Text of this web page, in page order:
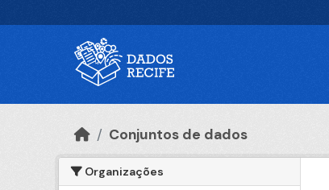
Conjuntos de dados
Organizações